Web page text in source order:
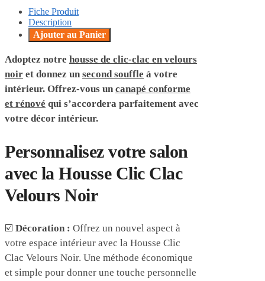
Fiche Produit
Description
Ajouter au Panier
Adoptez notre housse de clic-clac en velours
noir et donnez un second souffle à votre
intérieur. Offrez-vous un canapé conforme
et rénové qui s’accordera parfaitement avec
votre décor intérieur.
Personnalisez votre salon
avec la Housse Clic Clac
Velours Noir
☑️ Décoration : Offrez un nouvel aspect à
votre espace intérieur avec la Housse Clic
Clac Velours Noir. Une méthode économique
et simple pour donner une touche personnelle